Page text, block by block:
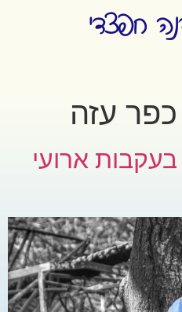
חפצדי
כפר עזה
ארועי